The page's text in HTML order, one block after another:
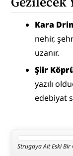
Kara
nehir,
uzanır.
Şiir
yazılı
edebiyat
Strugaya Ait Eski